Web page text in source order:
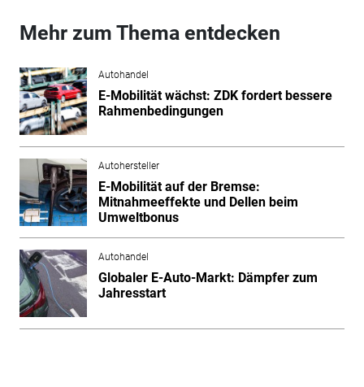
Mehr zum Thema entdecken
Autohandel
E-Mobilität wächst: ZDK fordert bessere
Rahmenbedingungen
Autohersteller
E-Mobilität auf der Bremse:
Mitnahmeeffekte und Dellen beim
Umweltbonus
Autohandel
Globaler E-Auto-Markt: Dämpfer zum
Jahresstart